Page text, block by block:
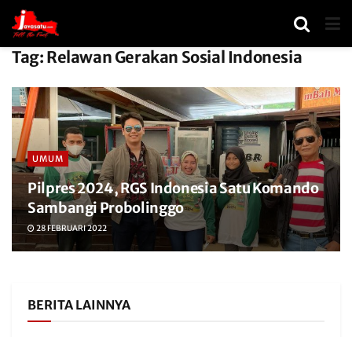
Tag: Relawan Gerakan Sosial Indonesia
UMUM
Pilpres 2024, RGS Indonesia Satu Komando
Sambangi Probolinggo
28 FEBRUARI 2022
BERITA LAINNYA